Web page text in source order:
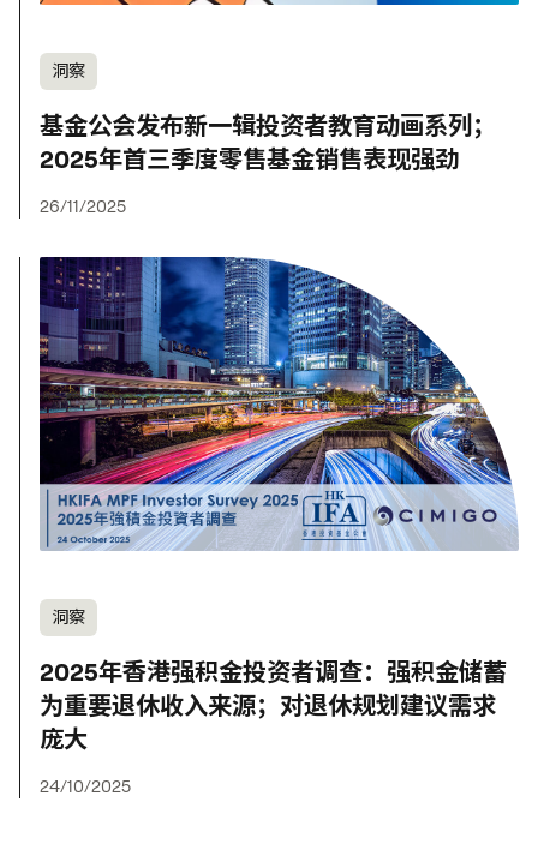
洞察
基金公会发布新一辑投资者教育动画系列；
2025年首三季度零售基金销售表现强劲
26/11/2025
洞察
2025年香港强积金投资者调查：强积金储蓄
为重要退休收入来源；对退休规划建议需求
庞大
24/10/2025